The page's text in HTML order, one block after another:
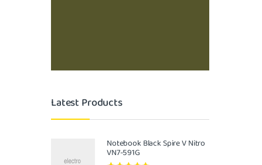
Latest Products
Notebook Black Spire V Nitro
VN7-591G